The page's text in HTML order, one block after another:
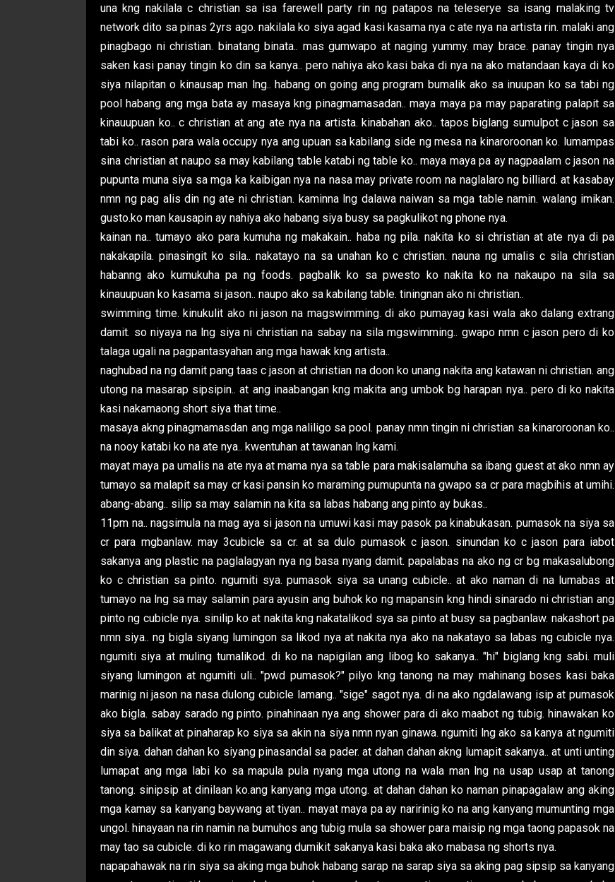
una kng nakilala c christian sa isa farewell party rin ng patapos na teleserye sa isang malaking tv
network dito sa pinas 2yrs ago. nakilala ko siya agad kasi kasama nya c ate nya na artista rin. malaki ang
pinagbago ni christian. binatang binata.. mas gumwapo at naging yummy. may brace. panay tingin nya
saken kasi panay tingin ko din sa kanya.. pero nahiya ako kasi baka di nya na ako matandaan kaya di ko
siya nilapitan o kinausap man lng.. habang on going ang program bumalik ako sa inuupan ko sa tabi ng
pool habang ang mga bata ay masaya kng pinagmamasadan.. maya maya pa may paparating palapit sa
kinauupuan ko.. c christian at ang ate nya na artista. kinabahan ako.. tapos biglang sumulpot c jason sa
tabi ko.. rason para wala occupy nya ang upuan sa kabilang side ng mesa na kinaroroonan ko. lumampas
sina christian at naupo sa may kabilang table katabi ng table ko.. maya maya pa ay nagpaalam c jason na
pupunta muna siya sa mga ka kaibigan nya na nasa may private room na naglalaro ng billiard. at kasabay
nmn ng pag alis din ng ate ni christian. kaminna lng dalawa naiwan sa mga table namin. walang imikan.
gusto.ko man kausapin ay nahiya ako habang siya busy sa pagkulikot ng phone nya.
kainan na.. tumayo ako para kumuha ng makakain.. haba ng pila. nakita ko si christian at ate nya di pa
nakakapila. pinasingit ko sila.. nakatayo na sa unahan ko c christian. nauna ng umalis c sila christian
habanng ako kumukuha pa ng foods. pagbalik ko sa pwesto ko nakita ko na nakaupo na sila sa
kinauupuan ko kasama si jason.. naupo ako sa kabilang table. tiningnan ako ni christian..
swimming time. kinukulit ako ni jason na magswimming. di ako pumayag kasi wala ako dalang extrang
damit. so niyaya na lng siya ni christian na sabay na sila mgswimming.. gwapo nmn c jason pero di ko
talaga ugali na pagpantasyahan ang mga hawak kng artista..
naghubad na ng damit pang taas c jason at christian na doon ko unang nakita ang katawan ni christian. ang
utong na masarap sipsipin.. at ang inaabangan kng makita ang umbok bg harapan nya.. pero di ko nakita
kasi nakamaong short siya that time..
masaya akng pinagmamasdan ang mga naliligo sa pool. panay nmn tingin ni christian sa kinaroroonan ko..
na nooy katabi ko na ate nya.. kwentuhan at tawanan lng kami.
mayat maya pa umalis na ate nya at mama nya sa table para makisalamuha sa ibang guest at ako nmn ay
tumayo sa malapit sa may cr kasi pansin ko maraming pumupunta na gwapo sa cr para magbihis at umihi.
abang-abang.. silip sa may salamin na kita sa labas habang ang pinto ay bukas..
11pm na.. nagsimula na mag aya si jason na umuwi kasi may pasok pa kinabukasan. pumasok na siya sa
cr para mgbanlaw. may 3cubicle sa cr. at sa dulo pumasok c jason. sinundan ko c jason para iabot
sakanya ang plastic na paglalagyan nya ng basa nyang damit. papalabas na ako ng cr bg makasalubong
ko c christian sa pinto. ngumiti sya. pumasok siya sa unang cubicle.. at ako naman di na lumabas at
tumayo na lng sa may salamin para ayusin ang buhok ko ng mapansin kng hindi sinarado ni christian ang
pinto ng cubicle nya. sinilip ko at nakita kng nakatalikod sya sa pinto at busy sa pagbanlaw. nakashort pa
nmn siya.. ng bigla siyang lumingon sa likod nya at nakita nya ako na nakatayo sa labas ng cubicle nya.
ngumiti siya at muling tumalikod. di ko na napigilan ang libog ko sakanya.. "hi" biglang kng sabi. muli
siyang lumingon at ngumiti uli.. "pwd pumasok?" pilyo kng tanong na may mahinang boses kasi baka
marinig ni jason na nasa dulong cubicle lamang.. "sige" sagot nya. di na ako ngdalawang isip at pumasok
ako bigla. sabay sarado ng pinto. pinahinaan nya ang shower para di ako maabot ng tubig. hinawakan ko
siya sa balikat at pinaharap ko siya sa akin na siya nmn nyan ginawa. ngumiti lng ako sa kanya at ngumiti
din siya. dahan dahan ko siyang pinasandal sa pader. at dahan dahan akng lumapit sakanya.. at unti unting
lumapat ang mga labi ko sa mapula pula nyang mga utong na wala man lng na usap usap at tanong
tanong. sinipsip at dinilaan ko.ang kanyang mga utong. at dahan dahan ko naman pinapagalaw ang aking
mga kamay sa kanyang baywang at tiyan.. mayat maya pa ay naririnig ko na ang kanyang mumunting mga
ungol. hinayaan na rin namin na bumuhos ang tubig mula sa shower para maisip ng mga taong papasok na
may tao sa cubicle. di ko rin magawang dumikit sakanya kasi baka ako mabasa ng shorts nya.
napapahawak na rin siya sa aking mga buhok habang sarap na sarap siya sa aking pag sipsip sa kanyang